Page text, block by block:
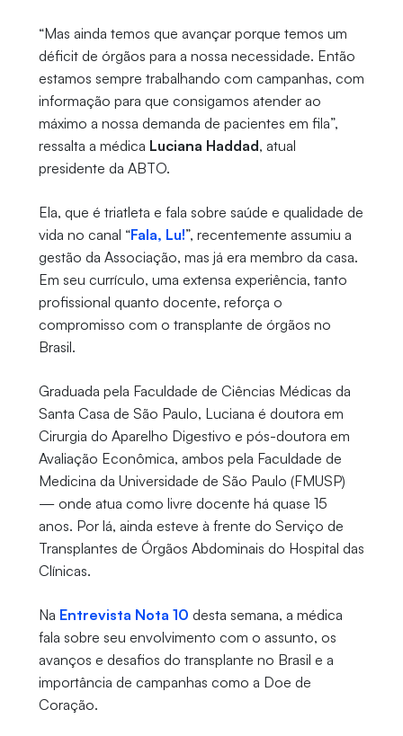
“Mas ainda temos que avançar porque temos um
déficit de órgãos para a nossa necessidade. Então
estamos sempre trabalhando com campanhas, com
informação para que consigamos atender ao
máximo a nossa demanda de pacientes em fila”,
ressalta a médica Luciana Haddad, atual
presidente da ABTO.
Ela, que é triatleta e fala sobre saúde e qualidade de
vida no canal “Fala, Lu!”, recentemente assumiu a
gestão da Associação, mas já era membro da casa.
Em seu currículo, uma extensa experiência, tanto
profissional quanto docente, reforça o
compromisso com o transplante de órgãos no
Brasil.
Graduada pela Faculdade de Ciências Médicas da
Santa Casa de São Paulo, Luciana é doutora em
Cirurgia do Aparelho Digestivo e pós-doutora em
Avaliação Econômica, ambos pela Faculdade de
Medicina da Universidade de São Paulo (FMUSP)
— onde atua como livre docente há quase 15
anos. Por lá, ainda esteve à frente do Serviço de
Transplantes de Órgãos Abdominais do Hospital das
Clínicas.
Na Entrevista Nota 10 desta semana, a médica
fala sobre seu envolvimento com o assunto, os
avanços e desafios do transplante no Brasil e a
importância de campanhas como a Doe de
Coração.